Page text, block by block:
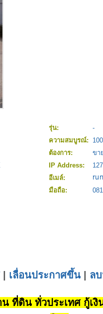
รุ่น:
-
ความสมบูรณ์:
ต้องการ:
ขา
IP Address:
อีเมล์:
มือถือ:
| เลื่อนประกาศขึ้น ล
ที่ดิน ทั่วประเทศ กู้เงิ